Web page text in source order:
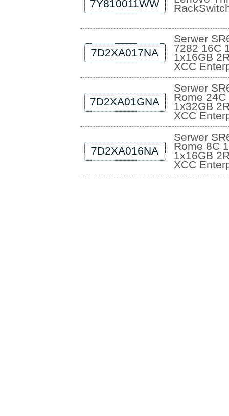
7Y810011WW
7D2XA017NA
Serwer
7282 16C
1x16GB
XCC
7D2XA01GNA
Serwer
Rome
1x32GB
XCC
7D2XA016NA
Serwer
Rome 8C
1x16GB
XCC